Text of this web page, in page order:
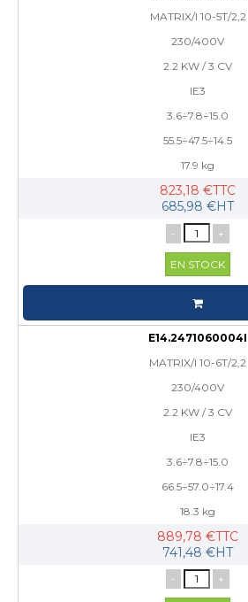
MATRIX/I 10-5T/2,2
230/400V
2.2 KW / 3 CV
IE3
3.6÷7.8÷15.0
55.5÷47.5÷14.5
17.9 kg
823,18 €TTC
685,98 €HT
- +
EN STOCK
E14.2471060004I
MATRIX/I 10-6T/2,2
230/400V
2.2 KW / 3 CV
IE3
3.6÷7.8÷15.0
66.5÷57.0÷17.4
18.3 kg
889,78 €TTC
741,48 €HT
- +